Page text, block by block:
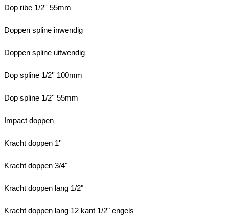
Dop ribe 1/2'' 55mm
Doppen spline inwendig
Doppen spline uitwendig
Dop spline 1/2'' 100mm
Dop spline 1/2'' 55mm
Impact doppen
Kracht doppen 1''
Kracht doppen 3/4"
Kracht doppen lang 1/2"
Kracht doppen lang 12 kant 1/2" engels